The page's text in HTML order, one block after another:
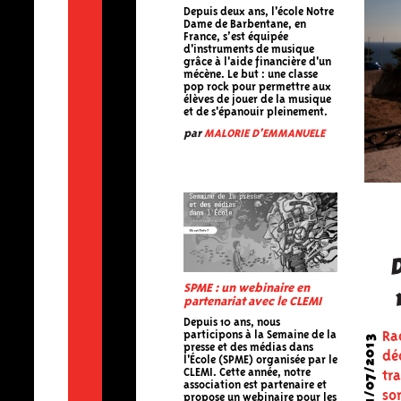
Depuis deux ans, l'école Notre
Dame de Barbentane, en
France, s’est équipée
d'instruments de musique
grâce à l'aide financière d'un
mécène. Le but : une classe
pop rock pour permettre aux
élèves de jouer de la musique
et de s'épanouir pleinement.
parMALORIE D'EMMANUELE
SPME : un webinaire en
partenariat avec le CLEMI
Depuis 10 ans, nous
participons à la Semaine de la
presse et des médias dans
l'École (SPME) organisée par le
CLEMI. Cette année, notre
association est partenaire et
propose un webinaire pour les
01/07/2013